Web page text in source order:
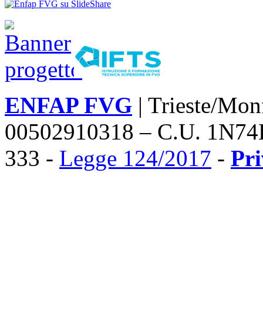
ENFAP FVG | Trieste/
00502910318 – C.U.
333 - Legge 124/2017 -